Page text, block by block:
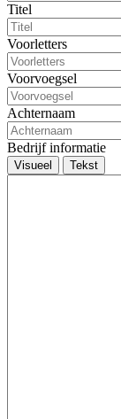
Titel
Voorletters
Voorvoegsel
Achternaam
Bedrijf informatie
Visueel Tekst